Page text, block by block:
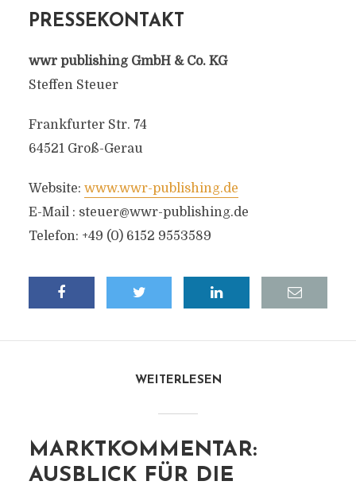
PRESSEKONTAKT
wwr publishing GmbH & Co. KG
Steffen Steuer
Frankfurter Str. 74
64521 Groß-Gerau
Website: www.wwr-publishing.de
E-Mail : steuer@wwr-publishing.de
Telefon: +49 (0) 6152 9553589
WEITERLESEN
MARKTKOMMENTAR:
AUSBLICK FÜR DIE